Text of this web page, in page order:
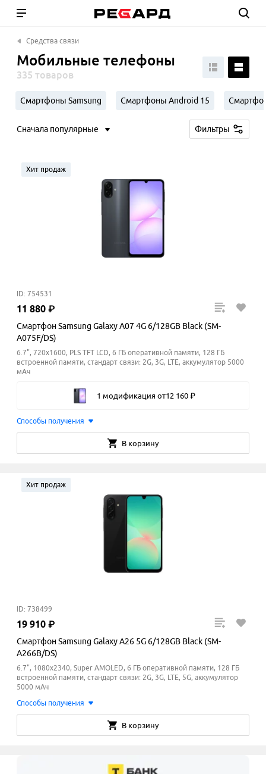
Средства связи
Мобильные телефоны
335 товаров
Смартфоны Samsung Смартфоны Android 15
Сначала популярные Фильтры
Хит продаж
ID: 754531
11 880 ₽
Смартфон Samsung Galaxy A07 4G 6/128GB Black (SM-
A075F/DS)
6.7", 720x1600, PLS TFT LCD, 6 ГБ оперативной памяти, 128 ГБ
встроенной памяти, стандарт связи: 2G, 3G, LTE, аккумулятор 5000
мАч
1 модификация от12 160 ₽
Способы получения
В корзину
Хит продаж
ID: 738499
19 910 ₽
Смартфон Samsung Galaxy A26 5G 6/128GB Black (SM-
A266B/DS)
6.7", 1080x2340, Super AMOLED, 6 ГБ оперативной памяти, 128 ГБ
встроенной памяти, стандарт связи: 2G, 3G, LTE, 5G, аккумулятор
5000 мАч
Способы получения
В корзину